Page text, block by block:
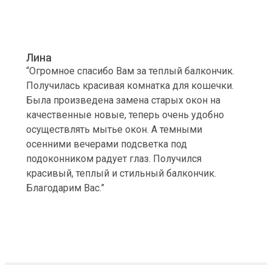
Лина
“Огромное спасибо Вам за теплый балкончик.
Получилась красивая комнатка для кошечки.
Была произведена замена старых окон на
качественные новые, теперь очень удобно
осуществлять мытье окон. А темными
осенними вечерами подсветка под
подоконником радует глаз. Получился
красивый, теплый и стильный балкончик.
Благодарим Вас.”